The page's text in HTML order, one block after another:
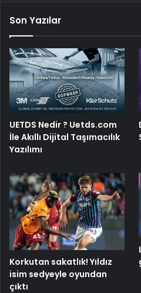
Son Yazılar
UETDS Nedir ? Uetds.com
İle Akıllı Dijital Taşımacılık
Yazılımı
Korkutan sakatlık! Yıldız
isim sedyeyle oyundan
çıktı